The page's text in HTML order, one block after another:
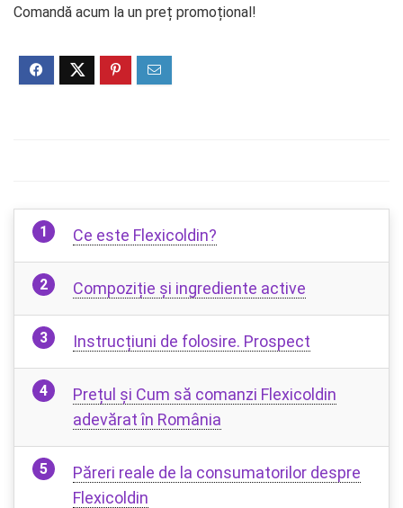
Comandă acum la un preț promoțional!
Ce este Flexicoldin?
Compoziție și ingrediente active
Instrucțiuni de folosire. Prospect
Prețul și Cum să comanzi Flexicoldin
adevărat în România
Păreri reale de la consumatorilor despre
Flexicoldin